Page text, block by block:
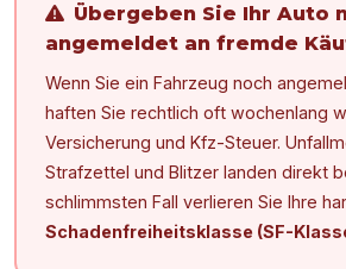
Übergeben Sie Ihr Auto
angemeldet an fremde
Wenn Sie ein Fahrzeug noch
haften Sie rechtlich oft wochenlang
Versicherung und Kfz-Steuer.
Strafzettel und Blitzer landen direkt
schlimmsten Fall verlieren Sie Ihre
Schadenfreiheitsklasse (SF-